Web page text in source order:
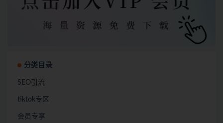
分类目录
SEO引流
tiktok专区
会员专享